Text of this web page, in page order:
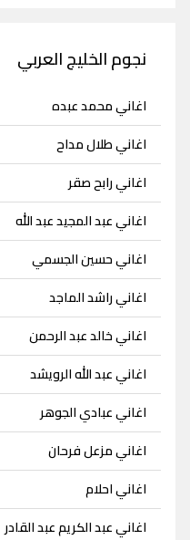
نجوم الخليج العربي
اغاني محمد عبده
اغاني طلال مداح
اغاني رابح صقر
اغاني عبد المجيد عبد الله
اغاني حسين الجسمي
اغاني راشد الماجد
اغاني خالد عبد الرحمن
اغاني عبد الله الرويشد
اغاني عبادي الجوهر
اغاني مزعل فرحان
اغاني احلام
اغاني عبد الكريم عبد القادر